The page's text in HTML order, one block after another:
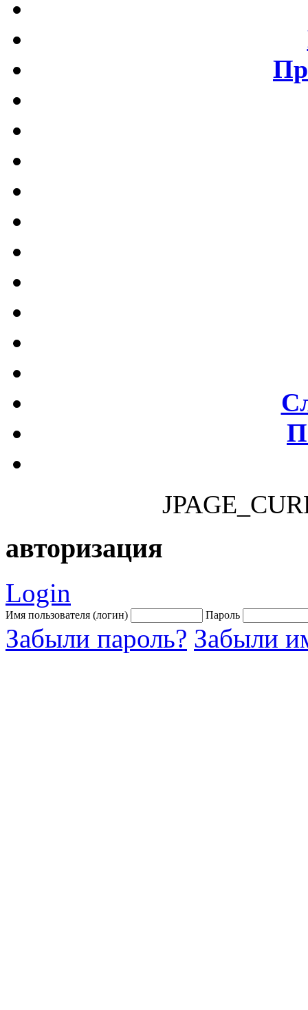
авторизация
Login
Имя пользователя (логин) Пароль
Забыли пароль? Забыли